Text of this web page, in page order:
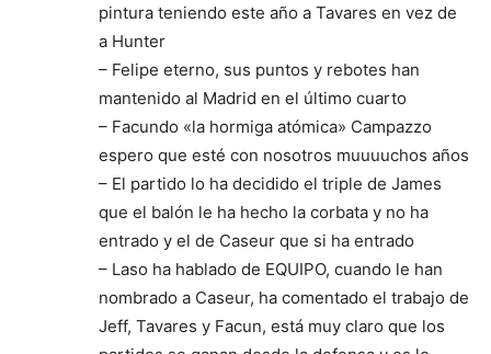
pintura teniendo este año a Tavares en vez de
a Hunter
– Felipe eterno, sus puntos y rebotes han
mantenido al Madrid en el último cuarto
– Facundo «la hormiga atómica» Campazzo
espero que esté con nosotros muuuuchos años
– El partido lo ha decidido el triple de James
que el balón le ha hecho la corbata y no ha
entrado y el de Caseur que si ha entrado
– Laso ha hablado de EQUIPO, cuando le han
nombrado a Caseur, ha comentado el trabajo de
Jeff, Tavares y Facun, está muy claro que los